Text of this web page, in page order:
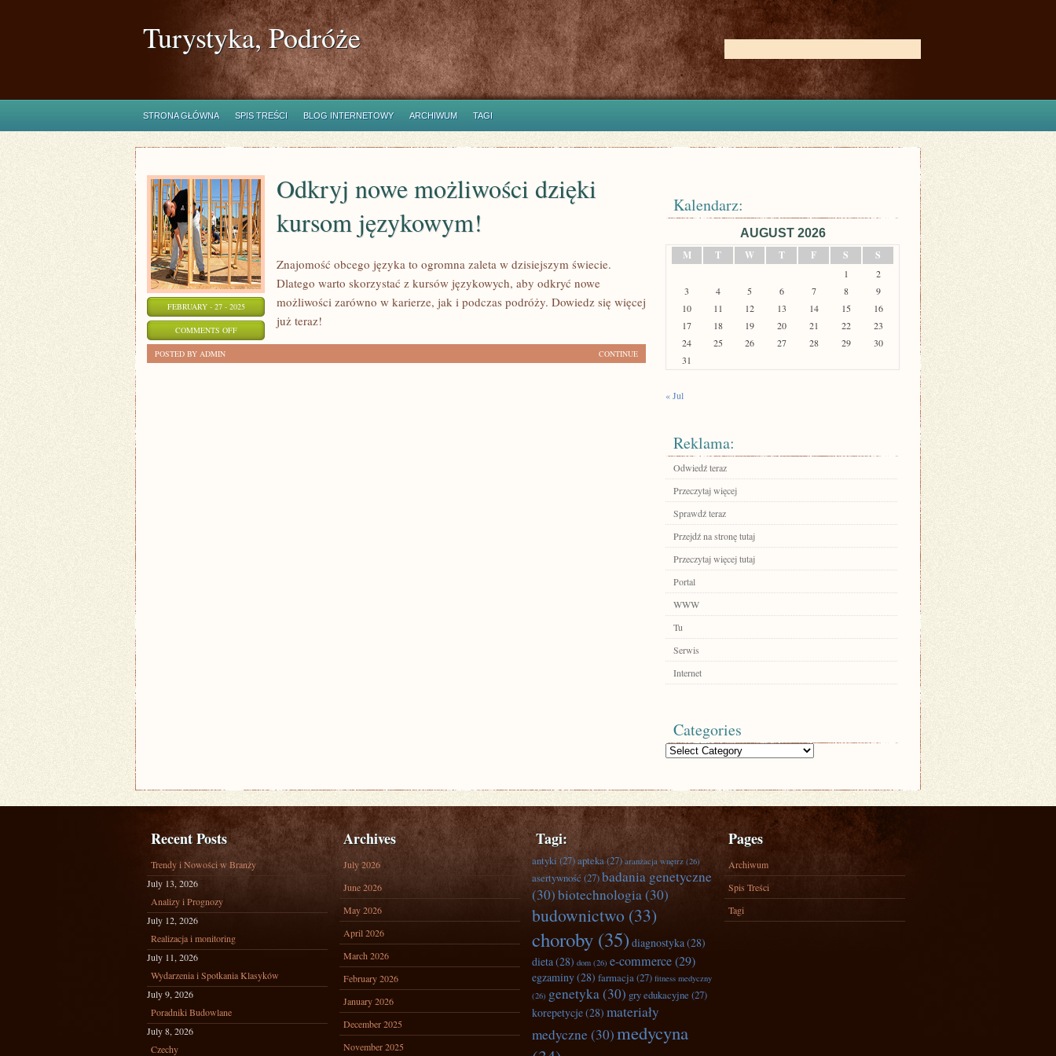
Turystyka, Podróże
STRONA GŁÓWNA SPIS TREŚCI BLOG INTERNETOWY ARCHIWUM TAGI
FEBRUARY - 27 - 2025
COMMENTS OFFON
Odkryj nowe możliwości dzięki
kursom językowym!
Znajomość obcego języka to ogromna zaleta w dzisiejszym świecie.
Dlatego warto skorzystać z kursów językowych, aby odkryć nowe
możliwości zarówno w karierze, jak i podczas podróży. Dowiedz się więcej
już teraz!
CONTINUE
POSTED BY ADMIN
Kalendarz:
AUGUST 2026
M
T W T F S S
1
2
3
4 5 6 7 8
9
10
11 12 13 14 15
16
17
18 19 20 21 22
23
24
25 26 27 28 29
30
31
« Jul
Reklama:
Odwiedź teraz
Przeczytaj więcej
Sprawdź teraz
Przejdź na stronę tutaj
Przeczytaj więcej tutaj
Portal
WWW
Tu
Serwis
Internet
Categories
Categories
Recent Posts
Trendy i Nowości w Branży
July 13, 2026
Analizy i Prognozy
July 12, 2026
Realizacja i monitoring
July 11, 2026
Wydarzenia i Spotkania Klasyków
July 9, 2026
Poradniki Budowlane
July 8, 2026
Czechy
Archives
July 2026
June 2026
May 2026
April 2026
March 2026
February 2026
January 2026
December 2025
November 2025
Tagi:
antyki(27)apteka(27) aranżacja wnętrz (26)
asertywność (27)badania genetyczne
(30)biotechnologia(30)
budownictwo (33)
choroby (35) diagnostyka(28)
dieta(28) dom (26) e-commerce(29)
egzaminy(28) farmacja(27) fitness medyczny
(26) genetyka(30) gry edukacyjne (27)
korepetycje(28) materiały
medyczne (30)medycyna
Pages
Archiwum
Spis Treści
Tagi